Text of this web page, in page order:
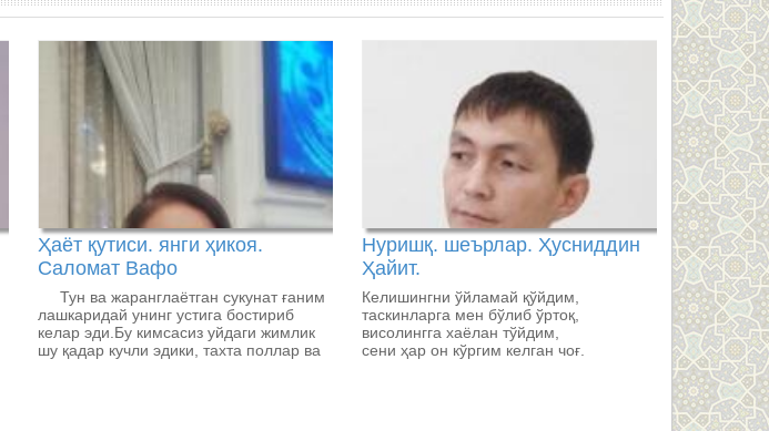
Ҳаёт қутиси. янги ҳикоя.
Саломат Вафо
Тун ва жаранглаётган сукунат ғаним
лашкаридай унинг устига бостириб
келар эди.Бу кимсасиз уйдаги жимлик
шу қадар кучли эдики, тахта поллар ва
Нуришқ. шеърлар. Ҳусниддин
Ҳайит.
Келишингни ўйламай қўйдим,
таскинларга мен бўлиб ўртоқ,
висолингга хаёлан тўйдим,
сени ҳар он кўргим келган чоғ.